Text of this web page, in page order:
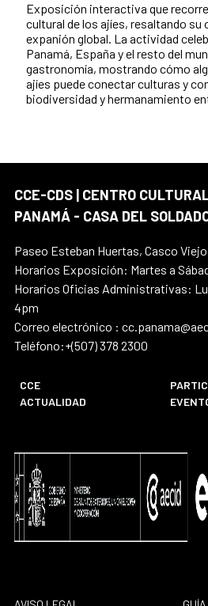
Exposición interactiva que
cultural de los ajíes, resaltando su
expanión global. La actividad
Panamá, España y el resto del
gastronomía, mostrando cómo
ajíes puede conectar culturas y
biodiversidad y hermanamiento
CCE-CDS | CENTRO
PANAMÁ - CASA DEL
Paseo Esteban Huertas, Casco
Horarios Exposición: Martes a
Horarios Oficias Administrativas:
4pm
Correo electrónico :
Teléfono:+(507) 378 2300
CCE
ACTUALIDAD